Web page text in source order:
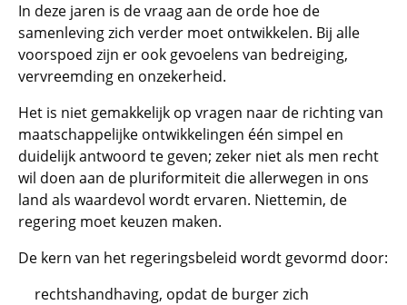
In deze jaren is de vraag aan de orde hoe de
samenleving zich verder moet ontwikkelen. Bij alle
voorspoed zijn er ook gevoelens van bedreiging,
vervreemding en onzekerheid.
Het is niet gemakkelijk op vragen naar de richting van
maatschappelijke ontwikkelingen één simpel en
duidelijk antwoord te geven; zeker niet als men recht
wil doen aan de pluriformiteit die allerwegen in ons
land als waardevol wordt ervaren. Niettemin, de
regering moet keuzen maken.
De kern van het regeringsbeleid wordt gevormd door:
rechtshandhaving, opdat de burger zich